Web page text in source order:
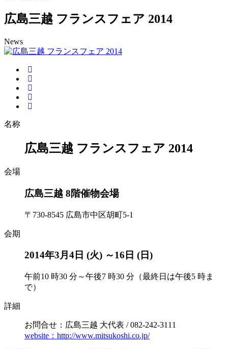
広島三越 フランスフェア 2014
News
名称
広島三越 フランスフェア 2014
会場
広島三越 8階催物会場
〒730-8545 広島市中区胡町5-1
会期
2014年3月4日 (火) ～16日 (日)
午前10 時30 分～午後7 時30 分（最終日は午後5 時ま
で）
詳細
お問合せ：広島三越 大代表 / 082-242-3111
website：http://www.mitsukoshi.co.jp/